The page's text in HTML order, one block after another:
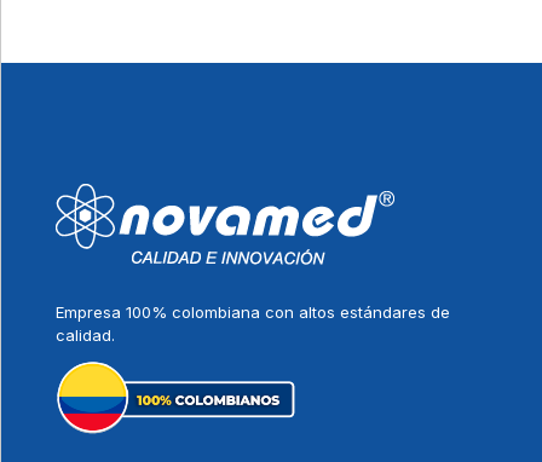
Empresa 100% colombiana con altos estándares de
calidad.